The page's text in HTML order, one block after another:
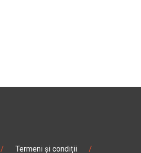
/ Termeni și condiții /